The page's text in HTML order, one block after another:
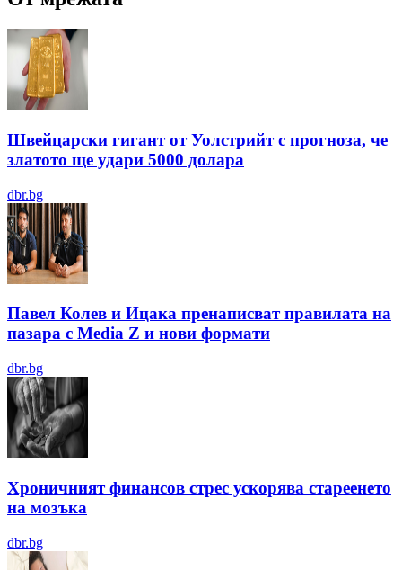
Швейцарски гигант от Уолстрийт с прогноза, че
златото ще удари 5000 долара
dbr.bg
Павел Колев и Ицака пренаписват правилата на
пазара с Media Z и нови формати
dbr.bg
Хроничният финансов стрес ускорява стареенето
на мозъка
dbr.bg